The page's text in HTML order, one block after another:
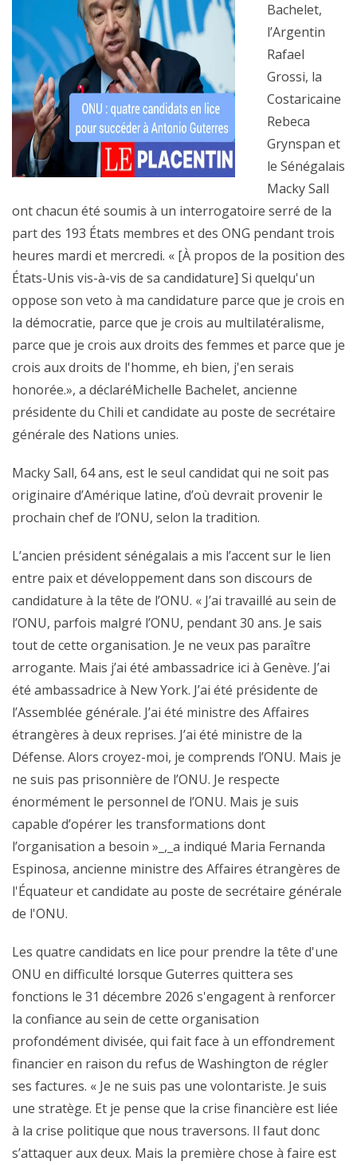
Bachelet,
l’Argentin
Rafael
Grossi, la
Costaricaine
Rebeca
Grynspan et
le Sénégalais
Macky Sall
ont chacun été soumis à un interrogatoire serré de la
part des 193 États membres et des ONG pendant trois
heures mardi et mercredi. « [À propos de la position des
États-Unis vis-à-vis de sa candidature] Si quelqu'un
oppose son veto à ma candidature parce que je crois en
la démocratie, parce que je crois au multilatéralisme,
parce que je crois aux droits des femmes et parce que je
crois aux droits de l'homme, eh bien, j'en serais
honorée.», a déclaréMichelle Bachelet, ancienne
présidente du Chili et candidate au poste de secrétaire
générale des Nations unies.
Macky Sall, 64 ans, est le seul candidat qui ne soit pas
originaire d’Amérique latine, d’où devrait provenir le
prochain chef de l’ONU, selon la tradition.
L’ancien président sénégalais a mis l’accent sur le lien
entre paix et développement dans son discours de
candidature à la tête de l’ONU. « J’ai travaillé au sein de
l’ONU, parfois malgré l’ONU, pendant 30 ans. Je sais
tout de cette organisation. Je ne veux pas paraître
arrogante. Mais j’ai été ambassadrice ici à Genève. J’ai
été ambassadrice à New York. J’ai été présidente de
l’Assemblée générale. J’ai été ministre des Affaires
étrangères à deux reprises. J’ai été ministre de la
Défense. Alors croyez-moi, je comprends l’ONU. Mais je
ne suis pas prisonnière de l’ONU. Je respecte
énormément le personnel de l’ONU. Mais je suis
capable d’opérer les transformations dont
l’organisation a besoin »_,_a indiqué Maria Fernanda
Espinosa, ancienne ministre des Affaires étrangères de
l'Équateur et candidate au poste de secrétaire générale
de l'ONU.
Les quatre candidats en lice pour prendre la tête d'une
ONU en difficulté lorsque Guterres quittera ses
fonctions le 31 décembre 2026 s'engagent à renforcer
la confiance au sein de cette organisation
profondément divisée, qui fait face à un effondrement
financier en raison du refus de Washington de régler
ses factures. « Je ne suis pas une volontariste. Je suis
une stratège. Et je pense que la crise financière est liée
à la crise politique que nous traversons. Il faut donc
s’attaquer aux deux. Mais la première chose à faire est